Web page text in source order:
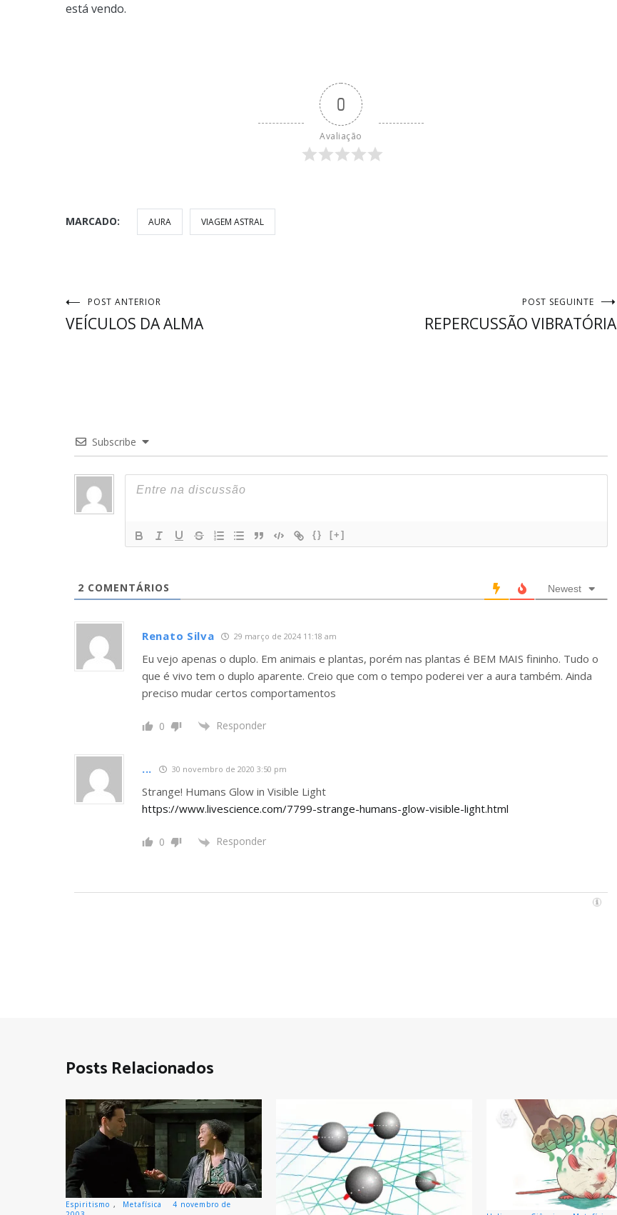
está vendo.
0
Avaliação
MARCADO: AURA VIAGEM ASTRAL
Navegação
POST ANTERIOR
VEÍCULOS DA ALMA
POST SEGUINTE
REPERCUSSÃO VIBRATÓRIA
Subscribe
{} [+]
2 COMENTÁRIOS Newest
Renato Silva 29 março de 2024 11:18 am
Eu vejo apenas o duplo. Em animais e plantas, porém nas plantas é BEM MAIS fininho. Tudo o
que é vivo tem o duplo aparente. Creio que com o tempo poderei ver a aura também. Ainda
preciso mudar certos comportamentos
0 Responder
... 30 novembro de 2020 3:50 pm
Strange! Humans Glow in Visible Light
https://www.livescience.com/7799-strange-humans-glow-visible-light.html
0 Responder
Posts Relacionados
Espiritismo , Metafísica
4 novembro de